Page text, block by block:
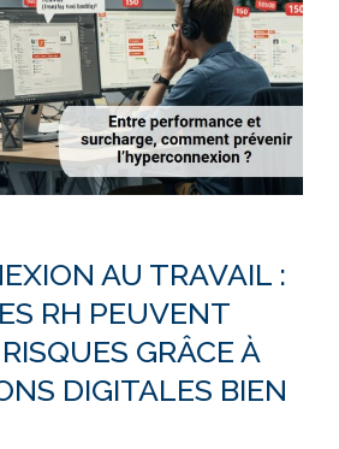
AU TRAVAIL :
RH PEUVENT
GRÂCE À
DIGITALES BIEN